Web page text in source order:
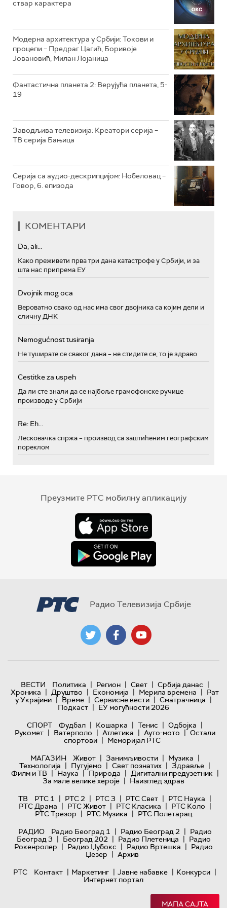
РТС КОЛО
ствар карактера
Модерна архитектура у Србији: Токови и
процепи – Предраг Цагић, Боривоје
Јовановић, Милан Лојаница
Фантастична планета 2: Верујућа планета, 5-
19
Заводљива телевизија: Креатори серија –
ТВ серија Бањица
Серија са аудио-дескрипцијом: Нобеловац –
Говор, 6. епизода
КОМЕНТАРИ
Da, ali...
Како преживети прва три дана катастрофе у Србији, и за
шта нас припрема ЕУ
Dvojnik mog oca
Вероватно свако од нас има свог двојника са којим дели и
сличну ДНК
Nemogućnost tusiranja
Не туширате се сваког дана – не стидите се, то је здраво
Cestitke za uspeh
Да ли сте знали да се најбоље грамофонске ручице
производе у Србији
Re: Eh...
Лесковачка спржа – производ са заштићеним географским
пореклом
Преузмите РТС мобилну апликацију
Радио Телевизија Србије
ВЕСТИ Политика | Регион | Свет | Србија данас |
Хроника | Друштво | Економија | Мерила времена | Рат
у Украјини | Време | Сервисне вести | Сматрачница |
Подкаст | ЕУ могућности 2026
СПОРТ
Фудбал | Кошарка | Тенис | Одбојка |
Рукомет | Ватерполо | Атлетика | Ауто-мото | Остали
спортови | Меморијал РТС
МАГАЗИН
Живот | Занимљивости | Музика |
Технологијa | Путујемо | Свет познатих | Здравље |
Филм и ТВ | Наука | Природа | Дигитални предузетник |
За мале велике хероје | Наизглед здрав
ТВ
РТС 1 | РТС 2 | РТС 3 | РТС Свет | РТС Наука |
РТС Драма | РТС Живот | РТС Класика | РТС Коло |
РТС Трезор | РТС Музика | РТС Полетарац
РАДИО
Радио Београд 1 | Радио Београд 2 | Радио
Београд 3 | Београд 202 | Радио Плетеница | Радио
Рокенролер | Радио Џубокс | Радио Вртешка | Радио
Џезер | Архив
РТС
Контакт | Маркетинг | Јавне набавке | Конкурси |
Интернет портал
МАПА САЈТА